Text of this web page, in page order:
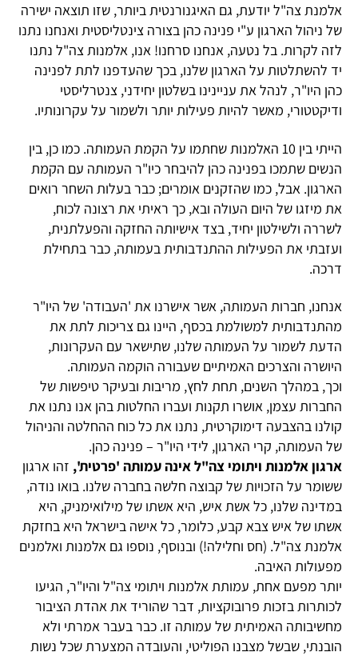
אלמנת צה"ל יודעת, גם האיגנורנטית ביותר, שזו תוצאה ישירה
של ניהול הארגון ע"י פנינה כהן בצורה צינטליסטית ואנחנו נתנו
לזה לקרות. בל נטעה, אנחנו סרחנו! אנו, אלמנות צה"ל נתנו
יד להשתלטות על הארגון שלנו, בכך שהעדפנו לתת לפנינה
כהן היו"ר, לנהל את עניינינו בשלטון יחידני, צנטרליסטי
ודיקטטורי, מאשר להיות פעילות יותר ולשמור על עקרונותיו.
הייתי בין 10 האלמנות שחתמו על הקמת העמותה. כמו כן, בין
הנשים שתמכו בפנינה כהן להיבחר כיו"ר העמותה עם הקמת
הארגון. אבל, כמו שהזקנים אומרים; כבר בעלות השחר רואים
את מיזגו של היום העולה ובא, כך ראיתי את רצונה לכוח,
לשררה ולשילטון יחיד, בצד אישיותה החזקה והפעלתנית,
ועזבתי את הפעילות ההתנדבותית בעמותה, כבר בתחילת
דרכה.
אנחנו, חברות העמותה, אשר אישרנו את 'העבודה' של היו"ר
מהתנדבותית למשולמת בכסף, היינו גם צריכות לתת את
הדעת לשמור על העמותה שלנו, שתישאר עם העקרונות,
היושרה והצרכים האמיתיים שעבורה הוקמה העמותה.
וכך, במהלך השנים, תחת לחץ, מריבות ובעיקר טיפשות של
החברות עצמן, אושרו תקנות ועברו החלטות בהן אנו נתנו את
קולנו בהצבעה דימוקרטית, נתנו את כל כוח ההחלטה והניהול
של העמותה, קרי הארגון, לידי היו"ר – פנינה כהן.
ארגון אלמנות ויתומי צה"ל אינה עמותה 'פרטית', זהו ארגון
ששומר על הזכויות של קבוצה חלשה בחברה שלנו. בואו נודה,
במדינה שלנו, כל אשת איש, היא אשתו של מילואימניק, היא
אשתו של איש צבא קבע, כלומר, כל אישה בישראל היא בחזקת
אלמנת צה"ל. (חס וחלילה!) ובנוסף, נוספו גם אלמנות ואלמנים
מפעולות האיבה.
יותר מפעם אחת, עמותת אלמנות ויתומי צה"ל והיו"ר, הגיעו
לכותרות בזכות פרובוקציות, דבר שהוריד את אהדת הציבור
מחשיבותה האמיתית של עמותה זו. כבר בעבר אמרתי ולא
הובנתי, שבשל מצבנו הפוליטי, והעובדה המצערת שכל נשות